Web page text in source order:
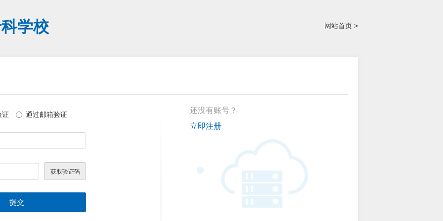
网站首页 >
学校
证 通过邮箱验证
提交
还没有账号？
立即注册